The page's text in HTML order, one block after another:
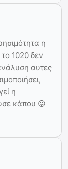
η
1020 δεν
αυτες
η
κάπου 😛